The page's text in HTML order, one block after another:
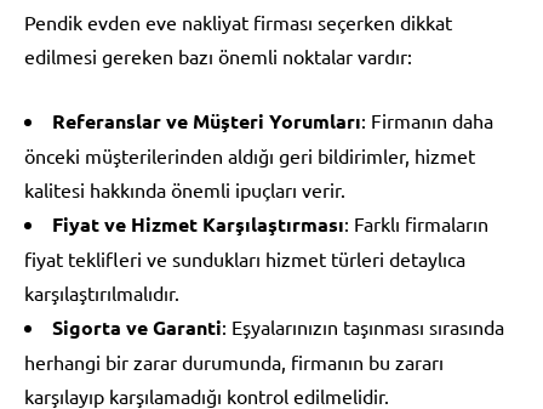
Pendik evden eve nakliyat firması seçerken dikkat
edilmesi gereken bazı önemli noktalar vardır:
Referanslar ve Müşteri Yorumları: Firmanın daha
önceki müşterilerinden aldığı geri bildirimler, hizmet
kalitesi hakkında önemli ipuçları verir.
Fiyat ve Hizmet Karşılaştırması: Farklı firmaların
fiyat teklifleri ve sundukları hizmet türleri detaylıca
karşılaştırılmalıdır.
Sigorta ve Garanti: Eşyalarınızın taşınması sırasında
herhangi bir zarar durumunda, firmanın bu zararı
karşılayıp karşılamadığı kontrol edilmelidir.